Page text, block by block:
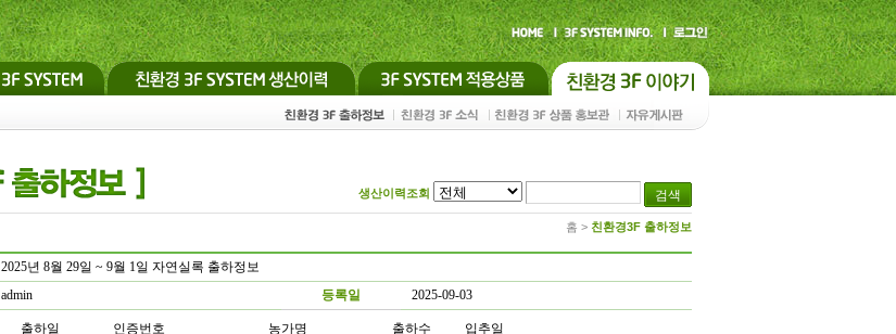
생산이력조회
홈 > 친환경3F 출하정보
2025년 8월 29일 ~ 9월 1일 자연실록 출하정보
admin 등록일 2025-09-03
출하일 인증번호 농가명 출하수 입추일